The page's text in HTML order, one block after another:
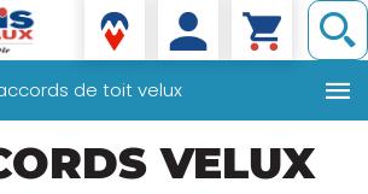
Denis matériaux
de toit velux
VELUX